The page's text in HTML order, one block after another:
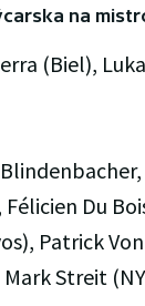
na
(Biel),
Félicien Du
Patrick
Streit